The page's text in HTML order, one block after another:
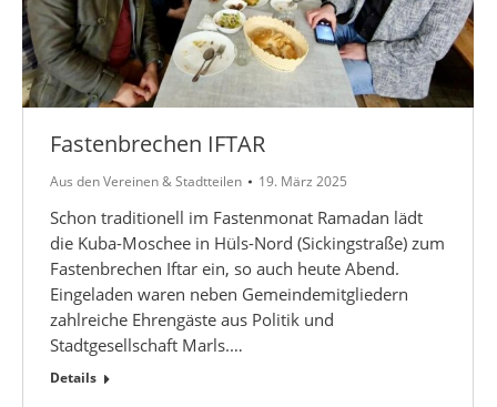
Fastenbrechen IFTAR
Aus den Vereinen & Stadtteilen 19. März 2025
Schon traditionell im Fastenmonat Ramadan lädt
die Kuba-Moschee in Hüls-Nord (Sickingstraße) zum
Fastenbrechen Iftar ein, so auch heute Abend.
Eingeladen waren neben Gemeindemitgliedern
zahlreiche Ehrengäste aus Politik und
Stadtgesellschaft Marls.…
Details